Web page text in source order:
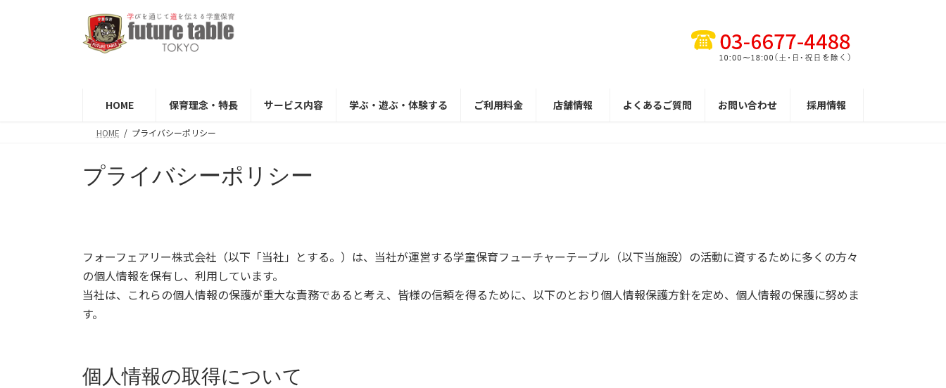
HOME 保育理念・特長 サービス内容 学ぶ・遊ぶ・体験する ご利用料金 店舗情報 よくあるご質問 お問い合わせ 採用情報
HOME プライバシーポリシー
プライバシーポリシー
フォーフェアリー株式会社（以下「当社」とする。）は、当社が運営する学童保育フューチャーテーブル（以下当施設）の活動に資するために多くの方々
の個人情報を保有し、利用しています。
当社は、これらの個人情報の保護が重大な責務であると考え、皆様の信頼を得るために、以下のとおり個人情報保護方針を定め、個人情報の保護に努めま
す。
個人情報の取得について